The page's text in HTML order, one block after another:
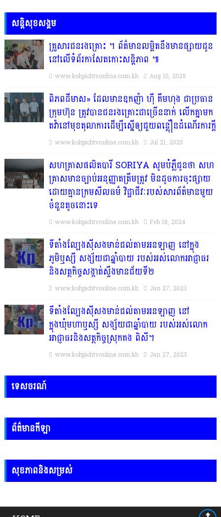
សន្តិសុខសង្គម
គ្រួសារ​ជន​រង​គ្រោះ​ ។​ ព័ត៌មានលម្អិតនឹងមានផ្សាយជូន
នៅលើទំព័រកាសែតកោះសន្តិភាព ៕​
www.kohpichtvonline.com.kh Aug 10, 2025
ពិភពដីមាស» ដែលមានឧកញ៉ា ហ៊ី គីមហុង ជាប្រធាន
ក្រុមហ៊ុន ត្រូវបានជនរងគ្រោះជាច្រើននាក់ លើកគ្នាមក
តវ៉ានៅមុខតុលាការដើម្បីស្នើឲ្យជួយពន្លឿនដំណើរការក្ដី
www.kohpichtvonline.com.kh Jul 21, 2025
សហគ្រាសផលិតបារី SORIYA សូមបំភ្លឺជូនថា សហ
គ្រាសមានច្បាប់អនុញ្ញាតត្រឹមត្រូវ មិនដូចការចុះផ្សាយ
ដោយគ្មានក្រមសីលធម៌ វិជ្ជាជីវៈរបស់សារព័ត៌មានមួយ
ចំនួនតូចនោះទេ
www.kohpichtvonline.com.kh Feb 18, 2024
ទីតាំងល្បែងស៊ីសងមាន់ជល់តាមអនឡាញ នៅក្នុង
ភូមិឬស្សី សង្ស័យជាឆ្នាំបាយ របស់អស់លោកអាជ្ញាធរ
និងសត្ថកិច្ចសង្កាត់ស្ទឹងមានជ័យទី២
www.kohpichtvonline.com.kh Jan 27, 2023
ទីតាំងល្បែងស៊ីសងមាន់ជល់តាមអនឡាញ នៅ
ក្នុងឃុំមហាឬស្សី សង្ស័យជាឆ្នាំបាយ របស់អស់លោក
អាជ្ញាធរនិងសត្ថកិច្ចស្រុកគង ពិសី។
www.kohpichtvonline.com.kh Jan 27, 2023
ទេសចរណ៍
ព័ត៌មានកីឡា
សុខភាពនិងសម្រស់